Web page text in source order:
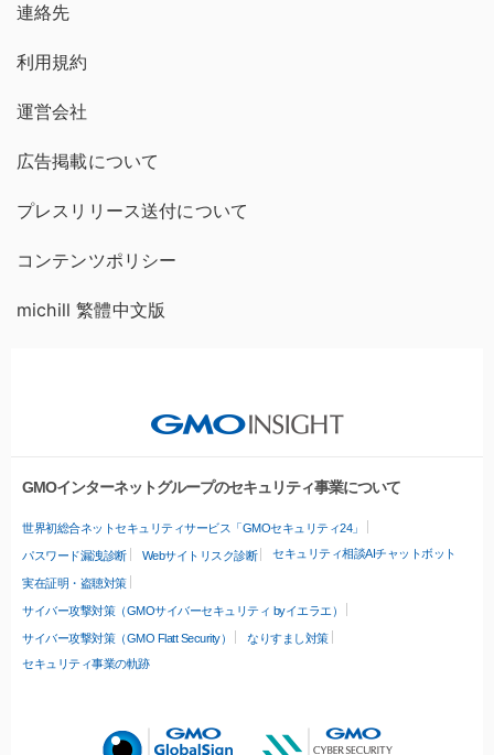
連絡先
利用規約
運営会社
広告掲載について
プレスリリース送付について
コンテンツポリシー
michill 繁體中文版
GMOインターネットグループのセキュリティ事業について
世界初総合ネットセキュリティサービス「GMOセキュリティ24」
パスワード漏洩診断 Webサイトリスク診断 セキュリティ相談AIチャットボット
実在証明・盗聴対策
サイバー攻撃対策（GMOサイバーセキュリティ byイエラエ）
サイバー攻撃対策（GMO Flatt Security）
なりすまし対策
セキュリティ事業の軌跡